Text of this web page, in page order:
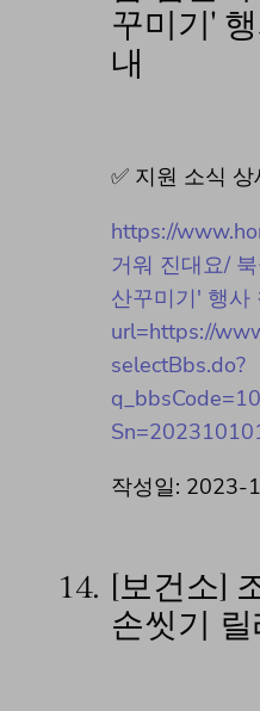
꾸미기'
내
✅ 지원 소식
https://
거워 진대요/
산꾸미기' 행사
url=https://
selectBbs.do?
작성일: 2023-
14. [보건소]
손씻기